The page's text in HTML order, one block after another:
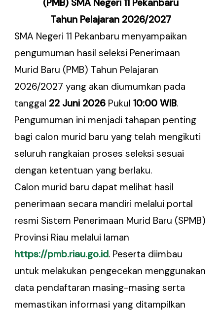
(PMB) SMA Negeri 11 Pekanbaru
Tahun Pelajaran 2026/2027
SMA Negeri 11 Pekanbaru menyampaikan
pengumuman hasil seleksi Penerimaan
Murid Baru (PMB) Tahun Pelajaran
2026/2027 yang akan diumumkan pada
tanggal 22 Juni 2026 Pukul10:00 WIB.
Pengumuman ini menjadi tahapan penting
bagi calon murid baru yang telah mengikuti
seluruh rangkaian proses seleksi sesuai
dengan ketentuan yang berlaku.
Calon murid baru dapat melihat hasil
penerimaan secara mandiri melalui portal
resmi Sistem Penerimaan Murid Baru (SPMB)
Provinsi Riau melalui laman
https://pmb.riau.go.id. Peserta diimbau
untuk melakukan pengecekan menggunakan
data pendaftaran masing-masing serta
memastikan informasi yang ditampilkan